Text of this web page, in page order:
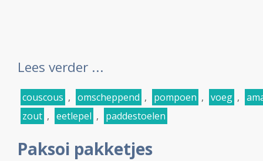
Lees verder ...
couscous , omscheppend , pompoen , voeg ,
zout , eetlepel , paddestoelen
Paksoi pakketjes